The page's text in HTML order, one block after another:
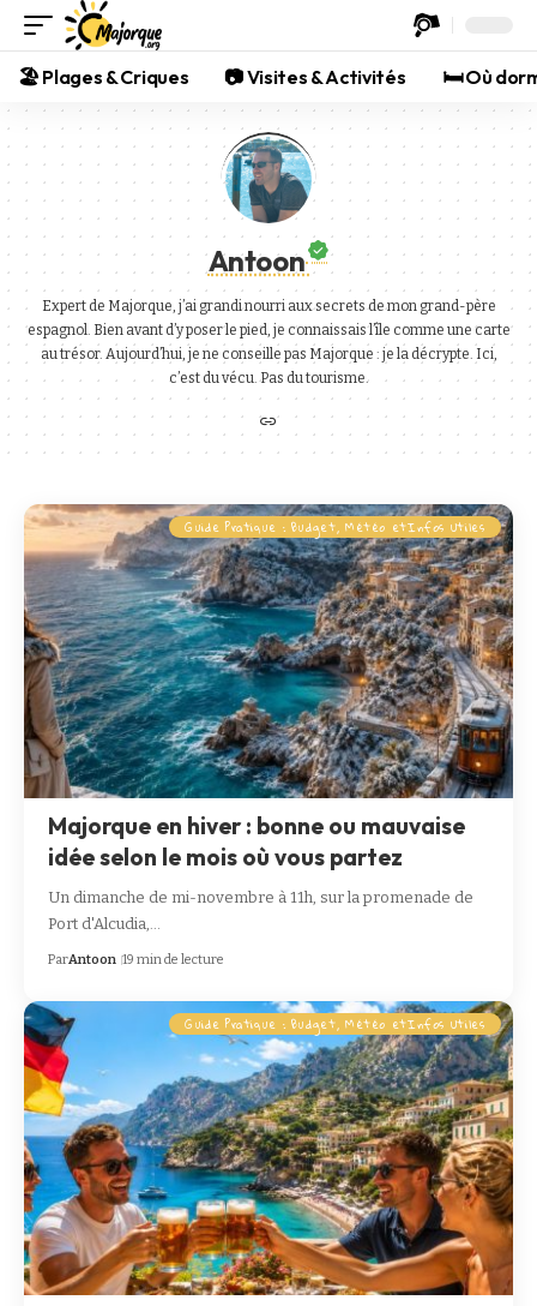
🏖️ Plages & Criques 📷 Visites & Activités 🛏️ Où
Antoon
Expert de Majorque, j’ai grandi nourri aux secrets de mon grand-père
espagnol. Bien avant d’y poser le pied, je connaissais l’île comme une carte
au trésor. Aujourd’hui, je ne conseille pas Majorque : je la décrypte. Ici,
c’est du vécu. Pas du tourisme.
Guide Pratique : Budget, Météo etInfos Utiles
Majorque en hiver : bonne ou mauvaise
idée selon le mois où vous partez
Un dimanche de mi-novembre à 11h, sur la promenade de
Port d'Alcudia,…
ParAntoon 19 min de lecture
Guide Pratique : Budget, Météo etInfos Utiles